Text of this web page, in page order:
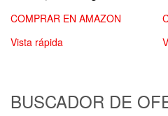
COMPRAR EN AMAZON
Vista rápida
BUSCADOR DE